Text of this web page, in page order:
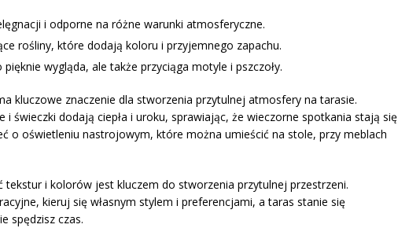
i odporne na różne warunki atmosferyczne.
rośliny, które dodają koloru i przyjemnego zapachu.
pięknie wygląda, ale także przyciąga motyle i pszczoły.
kluczowe znaczenie dla stworzenia przytulnej atmosfery na tarasie.
i świeczki dodają ciepła i uroku, sprawiając, że wieczorne spotkania stają się
o oświetleniu nastrojowym, które można umieścić na stole, przy meblach
tekstur i kolorów jest kluczem do stworzenia przytulnej przestrzeni.
kieruj się własnym stylem i preferencjami, a taras stanie się
spędzisz czas.